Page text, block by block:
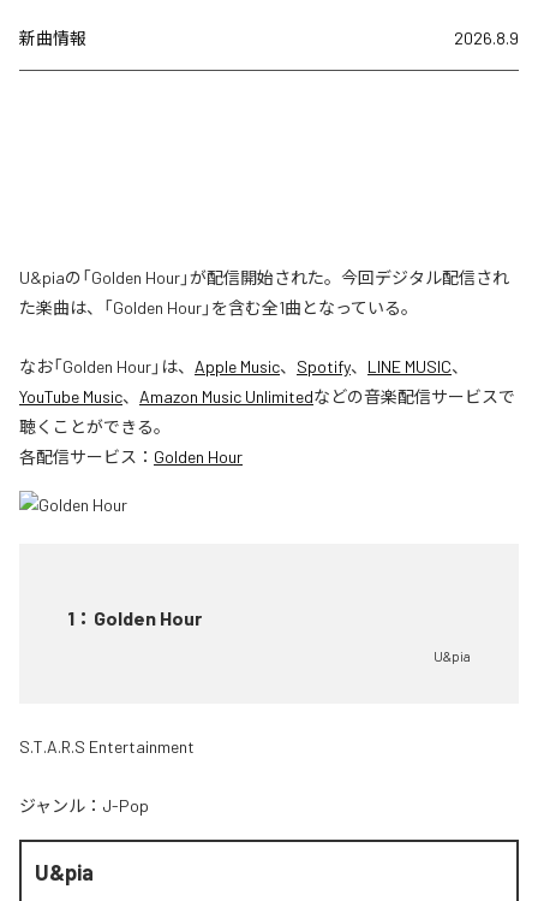
新曲情報 2026.8.9
U&piaの「Golden Hour」が配信開始された。今回デジタル配信され
た楽曲は、「Golden Hour」を含む全1曲となっている。
なお「Golden Hour」は、 Apple Music、 Spotify、 LINE MUSIC、
YouTube Music、 Amazon Music Unlimitedなどの音楽配信サービスで
聴くことができる。
各配信サービス： Golden Hour
1 ： Golden Hour
U&pia
S.T.A.R.S Entertainment
ジャンル： J-Pop
U&pia